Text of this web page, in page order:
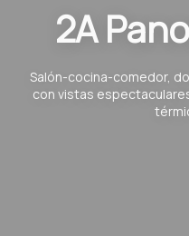
2A
Salón-cocina-comedor,
con vistas